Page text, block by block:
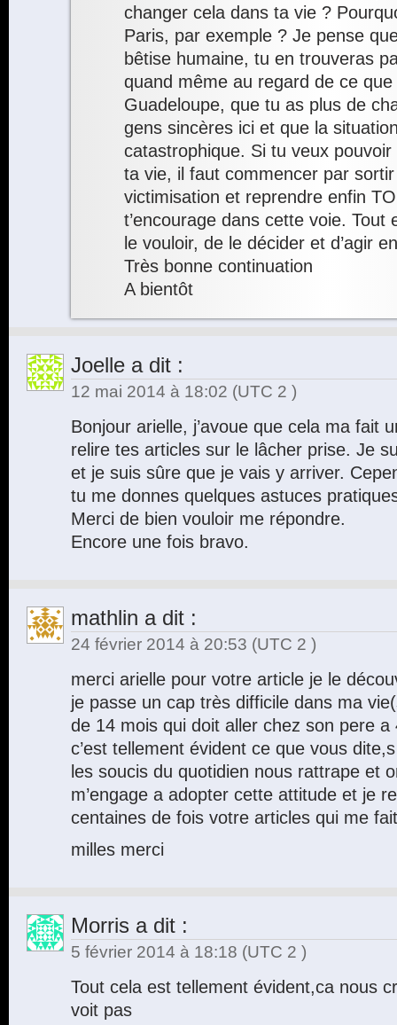
changer cela dans ta vie ?
Paris, par exemple ? Je pense
bêtise humaine, tu en trouveras
quand même au regard de ce
Guadeloupe, que tu as plus de
gens sincères ici et que la
catastrophique. Si tu veux
ta vie, il faut commencer par sortir
victimisation et reprendre enfin
t’encourage dans cette voie. Tout
le vouloir, de le décider et d’agir
Très bonne continuation
A bientôt
Joelle a dit :
12 mai 2014 à 18:02 (UTC 2 )
Bonjour arielle, j’avoue que cela ma fait
relire tes articles sur le lâcher prise. Je
et je suis sûre que je vais y arriver.
tu me donnes quelques astuces
Merci de bien vouloir me répondre.
Encore une fois bravo.
mathlin a dit :
24 février 2014 à 20:53 (UTC 2 )
merci arielle pour votre article je le
je passe un cap très difficile dans ma
de 14 mois qui doit aller chez son pere a
c’est tellement évident ce que vous
les soucis du quotidien nous rattrape et
m’engage a adopter cette attitude et je
centaines de fois votre articles qui me
milles merci
Morris a dit :
5 février 2014 à 18:18 (UTC 2 )
Tout cela est tellement évident,ca nous
voit pas